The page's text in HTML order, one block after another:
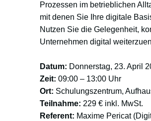
Prozessen im betrieblichen
mit denen Sie Ihre digitale
Nutzen Sie die Gelegenheit,
Unternehmen digital
Datum: Donnerstag, 23. April
Zeit: 09:00 – 13:00 Uhr
Ort: Schulungszentrum,
Teilnahme: 229 € inkl. MwSt.
Referent: Maxime Pericat